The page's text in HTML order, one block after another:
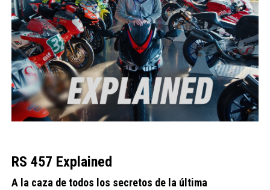
RS 457 Explained
A la caza de todos los secretos de la última